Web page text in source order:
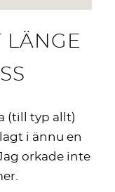
LÄNGE
(till typ allt)
i ännu en
orkade inte